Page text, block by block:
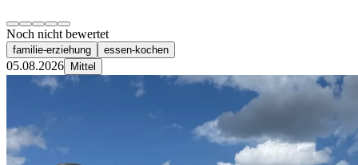
Noch nicht bewertet
familie-erziehung essen-kochen
05.08.2026 Mittel